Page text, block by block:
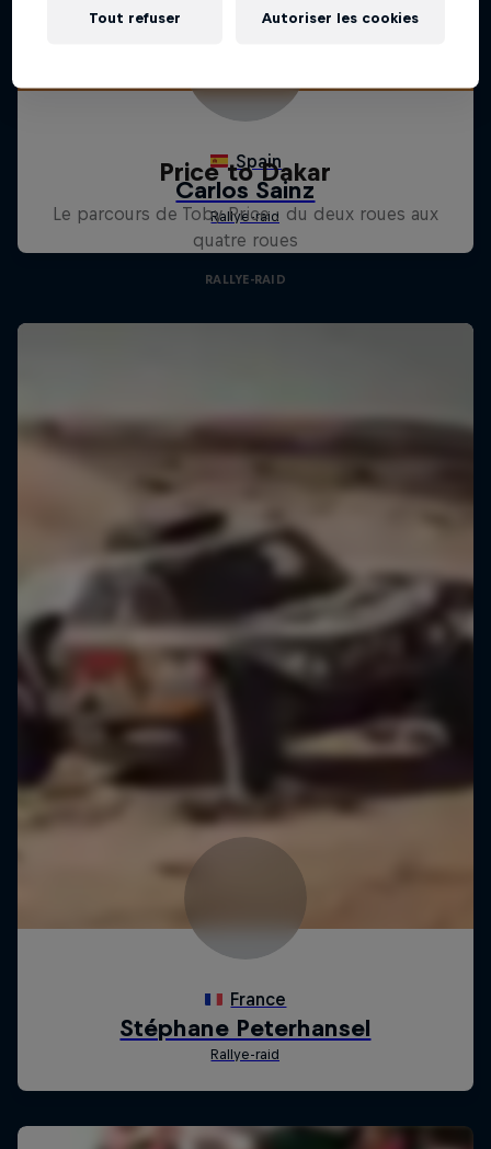
Price to Dakar
Le parcours de Toby Price : du deux roues aux
quatre roues
RALLYE-RAID
Tout refuser Autoriser les cookies